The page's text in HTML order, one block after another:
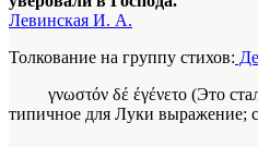
Левинская И. А.
Толкование на группу стихов:
γνωστόν δέ έγένετο (Это
типичное для Луки выражение;